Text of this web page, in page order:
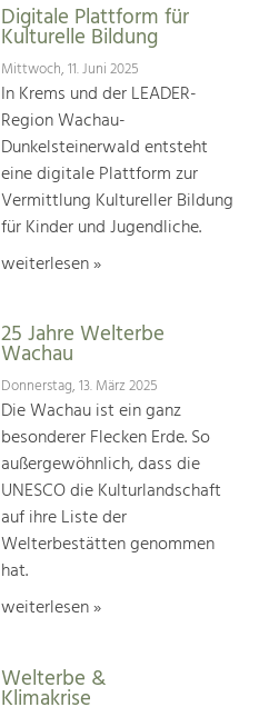
Digitale Plattform für
Kulturelle Bildung
Mittwoch, 11. Juni 2025
In Krems und der LEADER-
Region Wachau-
Dunkelsteinerwald entsteht
eine digitale Plattform zur
Vermittlung Kultureller Bildung
für Kinder und Jugendliche.
weiterlesen »
25 Jahre Welterbe
Wachau
Donnerstag, 13. März 2025
Die Wachau ist ein ganz
besonderer Flecken Erde. So
außergewöhnlich, dass die
UNESCO die Kulturlandschaft
auf ihre Liste der
Welterbestätten genommen
hat.
weiterlesen »
Welterbe &
Klimakrise